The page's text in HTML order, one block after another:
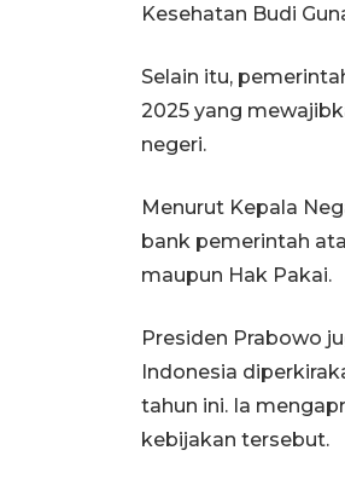
Kesehatan Budi
Selain itu,
2025 yang
negeri.
Menurut Kepala
bank pemerintah
maupun Hak Pakai.
Presiden Prabowo
Indonesia
tahun ini. Ia
kebijakan tersebut.